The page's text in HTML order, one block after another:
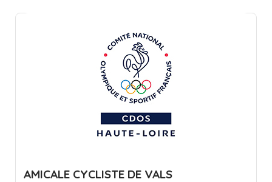
AMICALE CYCLISTE DE VALS